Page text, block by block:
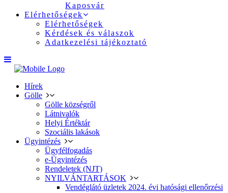
Kaposvár
Elérhetőségek
Elérhetőségek
Kérdések és válaszok
Adatkezelési tájékoztató
Hírek
Gölle
Gölle községről
Látnivalók
Helyi Értéktár
Szociális lakások
Ügyintézés
Ügyfélfogadás
e-Ügyintézés
Rendeletek (NJT)
NYILVÁNTARTÁSOK
Vendéglátó üzletek 2024. évi hatósági ellenőrzési